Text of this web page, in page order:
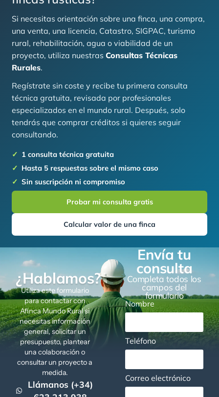
Si necesitas orientación sobre una finca, una compra,
una venta, una licencia, Catastro, SIGPAC, turismo
rural, rehabilitación, agua o viabilidad de un
proyecto, utiliza nuestras Consultas Técnicas
Rurales.
Regístrate sin coste y recibe tu primera consulta
técnica gratuita, revisada por profesionales
especializados en el mundo rural. Después, solo
tendrás que comprar créditos si quieres seguir
consultando.
1 consulta técnica gratuita
Hasta 5 respuestas sobre el mismo caso
Sin suscripción ni compromiso
Probar mi consulta gratis
Calcular valor de una finca
¿Hablamos?
Utiliza este formulario
para contactar con
Afinca Mundo Rural si
necesitas información
general, solicitar un
presupuesto, plantear
una colaboración o
consultar un proyecto a
medida.
Llámanos (+34)
Envía tu
consulta
Completa todos los
campos del
formulario
Nombre
Teléfono
Correo electrónico